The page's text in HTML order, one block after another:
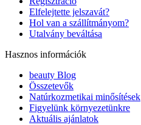
Elfelejtette jelszavát?
Hol van a szállítmányom?
Utalvány beváltása
Hasznos információk
beauty Blog
Összetevők
Natúrkozmetikai minősítések
Figyelünk környezetünkre
Aktuális ajánlatok